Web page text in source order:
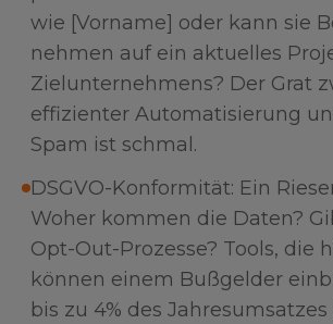
wie [Vorname] oder kann sie
nehmen auf ein aktuelles
Zielunternehmens? Der Grat
effizienter Automatisierung
Spam ist schmal.
DSGVO-Konformität: Ein
Woher kommen die Daten?
Opt-Out-Prozesse? Tools, die
können einem Bußgelder
bis zu 4% des